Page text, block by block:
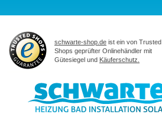
schwarte-shop.de ist ein von Trusted
Shops geprüfter Onlinehändler mit
Gütesiegel und Käuferschutz.